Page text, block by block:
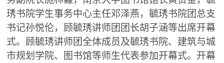
琇书院学生事务中心主任邓泽燕，毓琇书院团总支
书记孙悦伦，顾毓琇讲师团团长胡子涵等出席开幕
式。顾毓琇讲师团全体成员及毓琇书院、建筑与城
市规划学院、图书馆等师生代表参加开幕式。开幕